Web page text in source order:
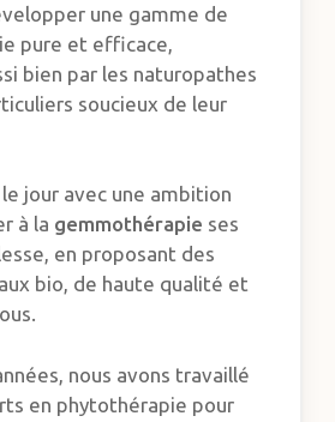
une gamme de
pure et efficace,
bien par les naturopathes
soucieux de leur
jour avec une ambition
à la gemmothérapie ses
en proposant des
bio, de haute qualité et
nous avons travaillé
en phytothérapie pour